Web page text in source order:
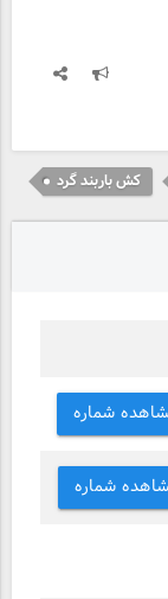
کش باربند گرد
شماره
شماره